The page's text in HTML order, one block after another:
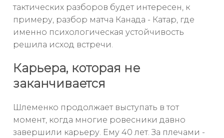
тактических разборов будет интересен, к
примеру, разбор матча Канада - Катар, где
именно психологическая устойчивость
решила исход встречи.
Карьера, которая не
заканчивается
Шлеменко продолжает выступать в тот
момент, когда многие ровесники давно
завершили карьеру. Ему 40 лет. За плечами -